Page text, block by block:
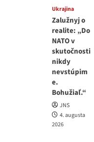
Ukrajina
Zalužnyj o
realite: „Do
NATO v
skutočnosti
nikdy
nevstúpim
e.
Bohužiaľ.“
JNS
4. augusta
2026